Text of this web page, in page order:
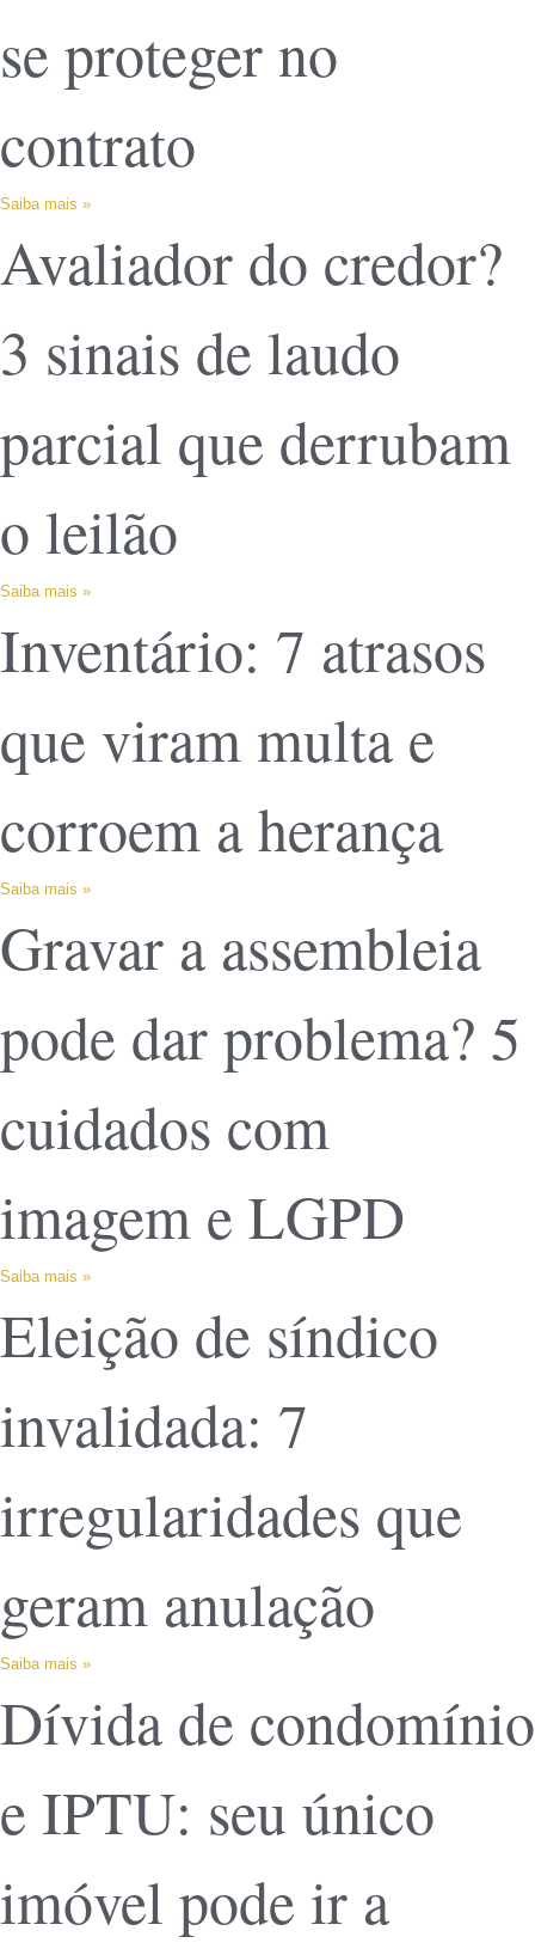
se proteger no
contrato
Saiba mais »
Avaliador do credor?
3 sinais de laudo
parcial que derrubam
o leilão
Saiba mais »
Inventário: 7 atrasos
que viram multa e
corroem a herança
Saiba mais »
Gravar a assembleia
pode dar problema? 5
cuidados com
imagem e LGPD
Saiba mais »
Eleição de síndico
invalidada: 7
irregularidades que
geram anulação
Saiba mais »
Dívida de condomínio
e IPTU: seu único
imóvel pode ir a